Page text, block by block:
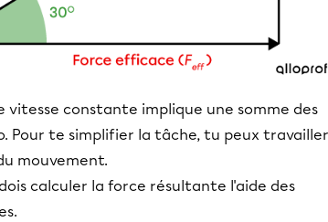
vitesse constante implique une somme des
Pour te simplifier la tâche, tu peux travailler
mouvement.
calculer la force résultante l'aide des